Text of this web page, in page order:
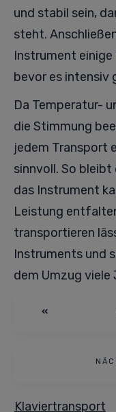
und stabil sein,
steht.
Instrument einige
bevor es intensiv
Da Temperatur-
die Stimmung
jedem Transport
sinnvoll. So
das Instrument
Leistung
transportieren
Instruments und
dem Umzug
Klaviertransport